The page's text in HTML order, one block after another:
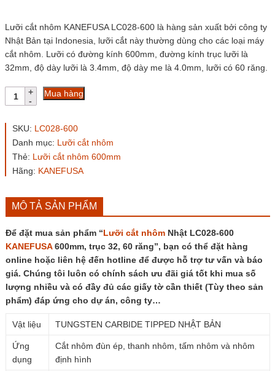
Lưỡi cắt nhôm KANEFUSA LC028-600 là hàng sản xuất bởi công ty
Nhật Bản tại Indonesia, lưỡi cắt này thường dùng cho các loại máy
cắt nhôm. Lưỡi có đường kính 600mm, đường kính trục lưỡi là
32mm, độ dày lưỡi là 3.4mm, độ dày me là 4.0mm, lưỡi có 60 răng.
Lưỡi
cắt
Nhật
600
KANEFUSA
600mm,
60
lượng
Mua hàng
SKU: LC028-600
Danh mục: Lưỡi cắt nhôm
Thẻ: Lưỡi cắt nhôm 600mm
Hãng: KANEFUSA
MÔ TẢ SẢN PHẨM
Để đặt mua sản phẩm “Lưỡi cắt nhômNhật LC028-600
KANEFUSA600mm, trục 32, 60 răng”, bạn có thể đặt hàng
online hoặc liên hệ đến hotline để được hỗ trợ tư vấn và báo
giá. Chúng tôi luôn có chính sách ưu đãi giá tốt khi mua số
lượng nhiều và có đầy đủ các giấy tờ cần thiết (Tùy theo sản
phẩm) đáp ứng cho dự án, công ty…
Vật liệu TUNGSTEN CARBIDE TIPPED NHẬT BẢN
Ứng
dụng
Cắt nhôm đùn ép, thanh nhôm, tấm nhôm và nhôm
định hình